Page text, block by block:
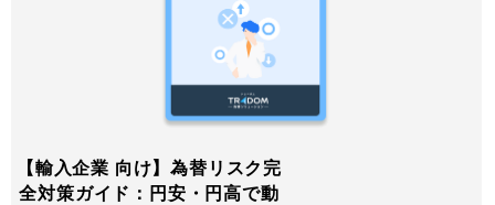
【輸入企業 向け】為替リスク完
全対策ガイド：円安・円高で動